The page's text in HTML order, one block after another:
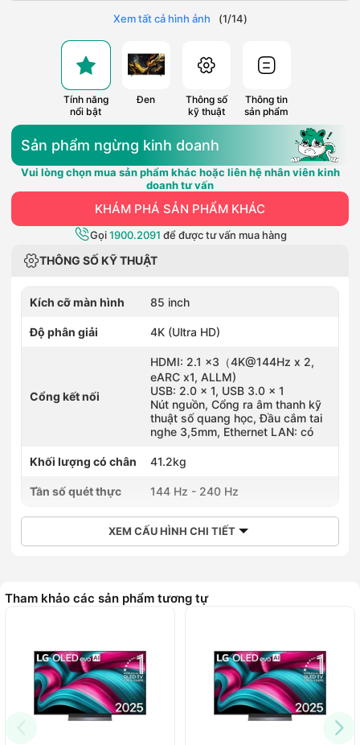
Xem tất cả hình ảnh (1/14)
Tính năng
nổi bật
Đen
Thông số
kỹ thuật
Thông tin
sản phẩm
Sản phẩm ngừng kinh doanh
Vui lòng chọn mua sản phẩm khác hoặc liên hệ nhân viên kinh
doanh tư vấn
KHÁM PHÁ SẢN PHẨM KHÁC
Gọi1900.2091 để được tư vấn mua hàng
THÔNG SỐ KỸ THUẬT
Kích cỡ màn hình 85 inch
Độ phân giải 4K (Ultra HD)
Cổng kết nối
HDMI: 2.1 x3（4K@144Hz x 2,
eARC x1, ALLM)
USB: 2.0 x 1, USB 3.0 x 1
Nút nguồn, Cổng ra âm thanh kỹ
thuật số quang học, Đầu cắm tai
nghe 3,5mm, Ethernet LAN: có
Khối lượng có chân 41.2kg
Tần số quét thực 144 Hz - 240 Hz
XEM CẤU HÌNH CHI TIẾT
Tham khảo các sản phẩm tương tự